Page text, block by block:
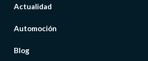
Actualidad
Automoción
Blog